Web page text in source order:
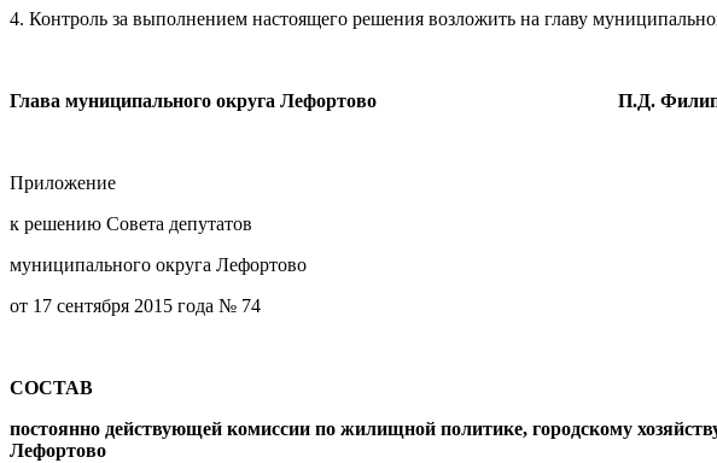
4. Контроль за выполнением настоящего решения возложить на главу
Глава муниципального округа Лефортово П.Д.
Приложение
к решению Совета депутатов
муниципального округа Лефортово
от 17 сентября 2015 года № 74
СОСТАВ
постоянно действующей комиссии по жилищной политике, городскому
Лефортово